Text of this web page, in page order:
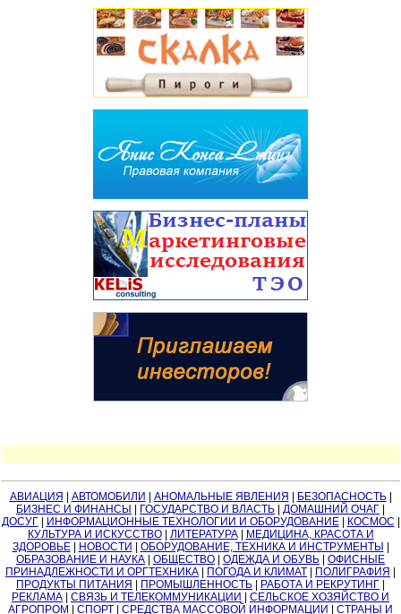
АВИАЦИЯ АВТОМОБИЛИ АНОМАЛЬНЫЕ ЯВЛЕНИЯ БЕЗОПАСНОСТЬ|
БИЗНЕС И ФИНАНСЫ
ГОСУДАРСТВО И ВЛАСТЬ ДОМАШНИЙ ОЧАГ
ДОСУГ| ИНФОРМАЦИОННЫЕ ТЕХНОЛОГИИ И ОБОРУДОВАНИЕ| КОСМОС
КУЛЬТУРА И ИСКУССТВО| ЛИТЕРАТУРА|
МЕДИЦИНА, КРАСОТА И
ЗДОРОВЬЕ| НОВОСТИ ОБОРУДОВАНИЕ, ТЕХНИКА И ИНСТРУМЕНТЫ
ОБРАЗОВАНИЕ И НАУКА
ОБЩЕСТВО ОДЕЖДА И ОБУВЬ
ОФИСНЫЕ
ПРИНАДЛЕЖНОСТИ И ОРГТЕХНИКА
ПОГОДА И КЛИМАТ ПОЛИГРАФИЯ
ПРОДУКТЫ ПИТАНИЯ
ПРОМЫШЛЕННОСТЬ РАБОТА И РЕКРУТИНГ
РЕКЛАМА
СВЯЗЬ И ТЕЛЕКОММУНИКАЦИИ
СЕЛЬСКОЕ ХОЗЯЙСТВО И
АГРОПРОМ
СПОРТ СРЕДСТВА МАССОВОЙ ИНФОРМАЦИИ СТРАНЫ И